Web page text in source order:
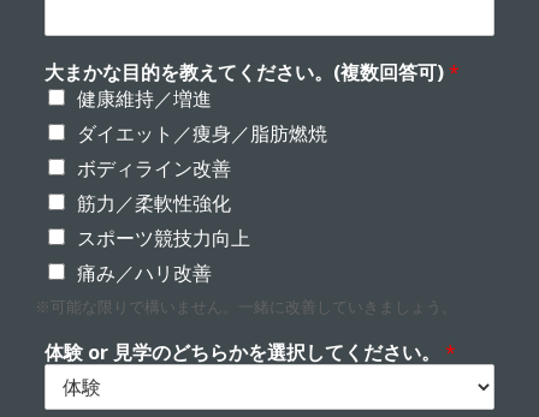
大まかな目的を教えてください。(複数回答可)*
健康維持／増進
ダイエット／痩身／脂肪燃焼
ボディライン改善
筋力／柔軟性強化
スポーツ競技力向上
痛み／ハリ改善
※可能な限りで構いません。一緒に改善していきましょう。
体験 or 見学のどちらかを選択してください。 *